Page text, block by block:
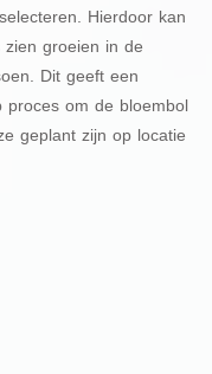
Hierdoor kan
groeien in de
Dit geeft een
proces om de bloembol
geplant zijn op locatie